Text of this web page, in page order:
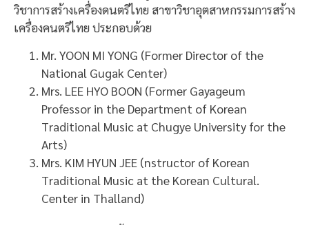
วิชาการสร้างเครื่องดนตรีไทย สาขาวิชาอุตสาหกรรมการสร้าง
เครื่องคนตรีไทย ประกอบด้วย
Mr. YOON MI YONG (Former Director of the
National Gugak Center)
Mrs. LEE HYO BOON (Former Gayageum
Professor in the Department of Korean
Traditional Music at Chugye University for the
Arts)
Mrs. KIM HYUN JEE (nstructor of Korean
Traditional Music at the Korean Cultural.
Center in Thalland)